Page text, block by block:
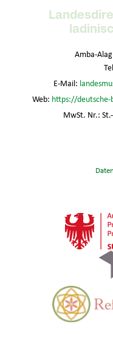
Amba-
E-Mail:
Web: https://
MwSt. Nr.: